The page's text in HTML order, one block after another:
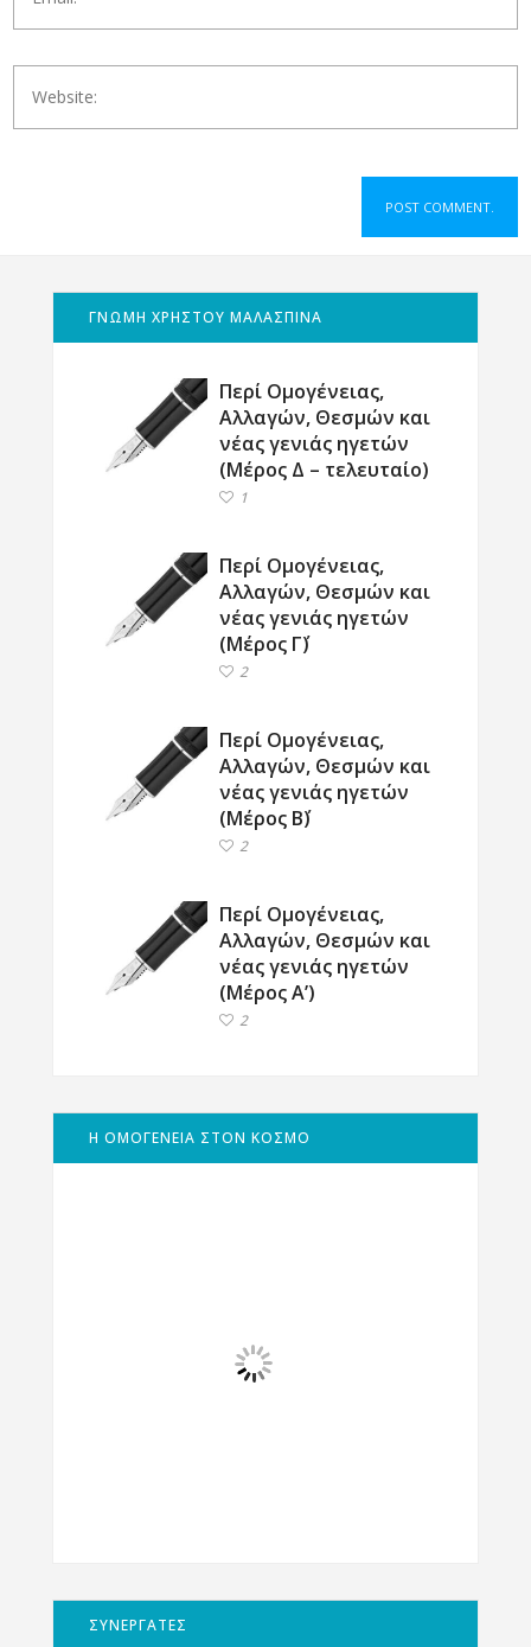
ΓΝΩΜΗ ΧΡΗΣΤΟΥ ΜΑΛΑΣΠΙΝΑ
Περί Ομογένειας,
Αλλαγών, Θεσμών και
νέας γενιάς ηγετών
(Μέρος Δ – τελευταίο)
1
Περί Ομογένειας,
Αλλαγών, Θεσμών και
νέας γενιάς ηγετών
(Μέρος Γ΄)
2
Περί Ομογένειας,
Αλλαγών, Θεσμών και
νέας γενιάς ηγετών
(Μέρος Β΄)
2
Περί Ομογένειας,
Αλλαγών, Θεσμών και
νέας γενιάς ηγετών
(Μέρος Α’)
2
Η ΟΜΟΓΕΝΕΙΑ ΣΤΟΝ ΚΟΣΜΟ
ΣΥΝΕΡΓΑΤΕΣ